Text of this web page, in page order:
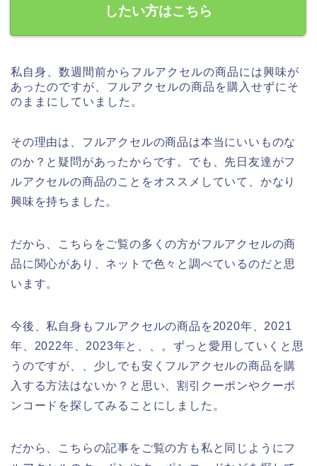
したい方はこちら
私自身、数週間前からフルアクセルの商品には興味が
あったのですが、フルアクセルの商品を購入せずにそ
のままにしていました。
その理由は、フルアクセルの商品は本当にいいものな
のか？と疑問があったからです。でも、先日友達がフ
ルアクセルの商品のことをオススメしていて、かなり
興味を持ちました。
だから、こちらをご覧の多くの方がフルアクセルの商
品に関心があり、ネットで色々と調べているのだと思
います。
今後、私自身もフルアクセルの商品を2020年、2021
年、2022年、2023年と、、。ずっと愛用していくと思
うのですが、、少しでも安くフルアクセルの商品を購
入する方法はないか？と思い、割引クーポンやクーポ
ンコードを探してみることにしました。
だから、こちらの記事をご覧の方も私と同じようにフ